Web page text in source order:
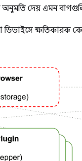
অনুমতি দেয় এমন
ক্ষতিকারক